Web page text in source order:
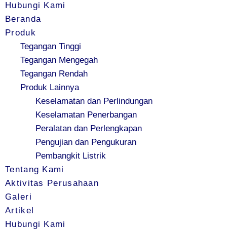
Hubungi Kami
Beranda
Produk
Tegangan Tinggi
Tegangan Mengegah
Tegangan Rendah
Produk Lainnya
Keselamatan dan Perlindungan
Keselamatan Penerbangan
Peralatan dan Perlengkapan
Pengujian dan Pengukuran
Pembangkit Listrik
Tentang Kami
Aktivitas Perusahaan
Galeri
Artikel
Hubungi Kami